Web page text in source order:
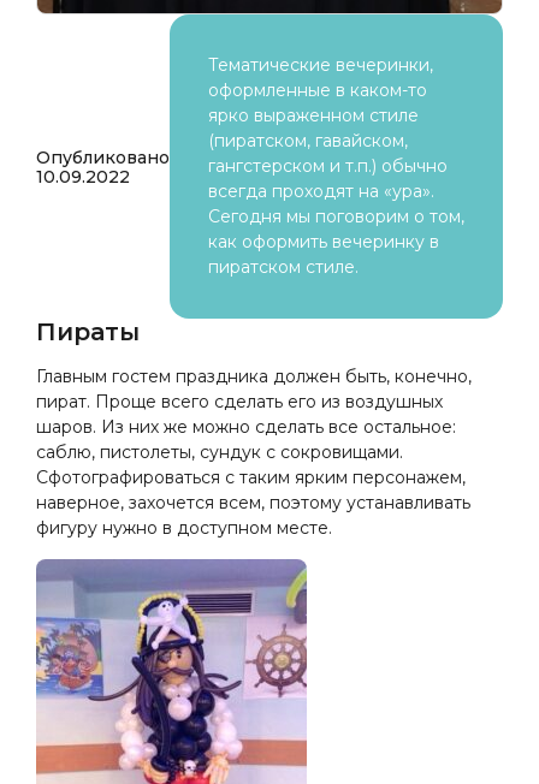
Опубликовано
10.09.2022
Тематические вечеринки,
оформленные в каком-то
ярко выраженном стиле
(пиратском, гавайском,
гангстерском и т.п.) обычно
всегда проходят на «ура».
Сегодня мы поговорим о том,
как оформить вечеринку в
пиратском стиле.
Пираты
Главным гостем праздника должен быть, конечно,
пират. Проще всего сделать его из воздушных
шаров. Из них же можно сделать все остальное:
саблю, пистолеты, сундук с сокровищами.
Сфотографироваться с таким ярким персонажем,
наверное, захочется всем, поэтому устанавливать
фигуру нужно в доступном месте.